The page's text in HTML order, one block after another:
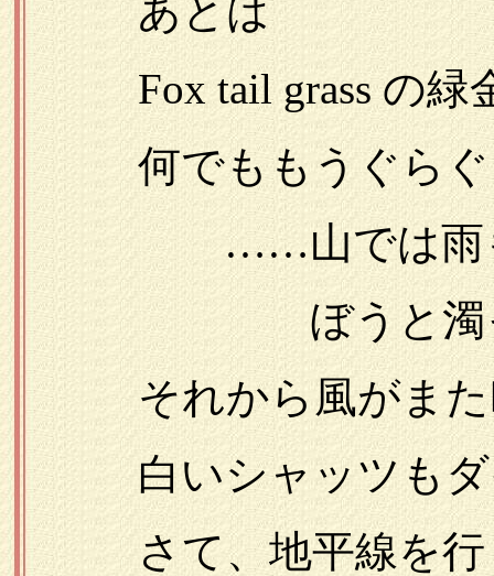
あとは
Fox tail grass の緑
何でももうぐらぐ
……山では雨も
ぼうと濁った
それから風がまた
白いシャッツもダ
さて、地平線を行